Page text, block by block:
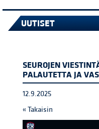
UUTISET
SEUROJEN
PALAUTETTA JA
12.9.2025
« Takaisin